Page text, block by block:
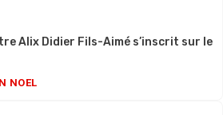
Alix Didier Fils-Aimé s’inscrit sur le
NOEL